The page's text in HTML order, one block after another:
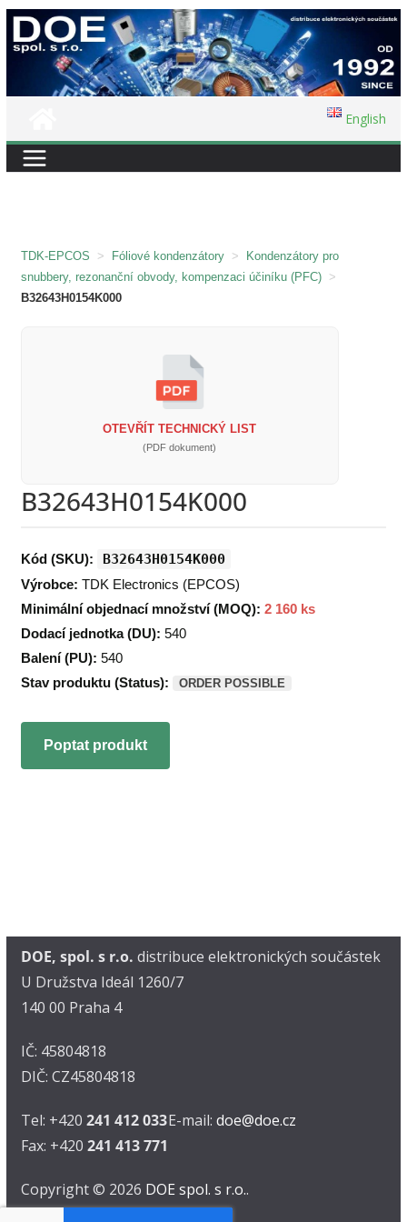
Přeskočit
na
English
TDK-EPCOS > Fóliové kondenzátory >
Kondenzátory pro
snubbery, rezonanční obvody, kompenzaci účiníku (PFC) >
B32643H0154K000
OTEVŘÍT TECHNICKÝ LIST
(PDF dokument)
B32643H0154K000
Kód (SKU): B32643H0154K000
Výrobce: TDK Electronics (EPCOS)
Minimální objednací množství (MOQ): 2 160 ks
Dodací jednotka (DU): 540
Balení (PU): 540
Stav produktu (Status):
ORDER POSSIBLE
Poptat produkt
DOE, spol. s r.o. distribuce elektronických součástek
U Družstva Ideál 1260/7
140 00 Praha 4
IČ: 45804818
DIČ: CZ45804818
Tel: +420 241 412 033
Fax: +420 241 413 771
E-mail: doe@doe.cz
Copyright © 2026 DOE spol. s r.o..